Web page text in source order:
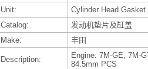
Unit:
Cylinder Head Gasket
Catalog:
发动机垫片及缸盖
Make:
丰田
Description:
Engine: 7M-GE, 7M-
84.5mm PCS